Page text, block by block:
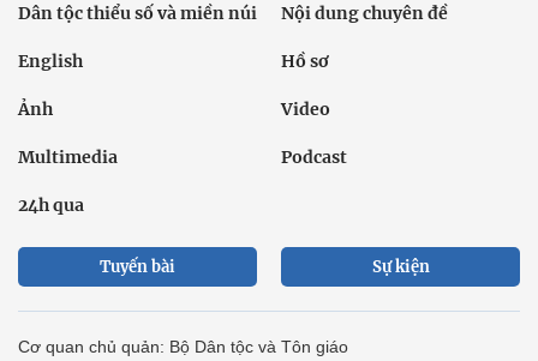
Dân tộc thiểu số và miền núi Nội dung chuyên đề
English Hồ sơ
Ảnh Video
Multimedia Podcast
24h qua
Tuyến bài Sự kiện
Cơ quan chủ quản: Bộ Dân tộc và Tôn giáo